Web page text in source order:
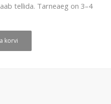
tellida. Tarneaeg on 3–4
korvi